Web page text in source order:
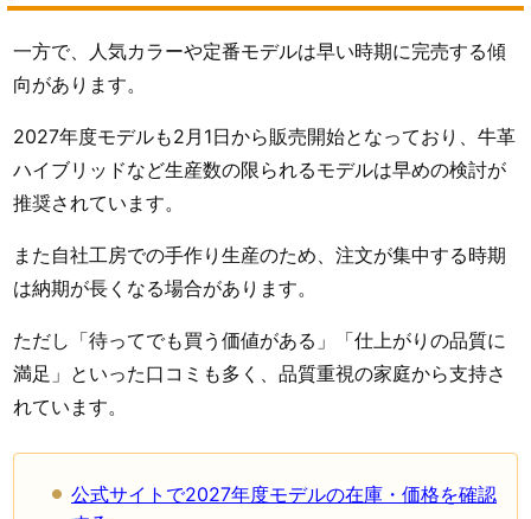
一方で、人気カラーや定番モデルは早い時期に完売する傾
向があります。
2027年度モデルも2月1日から販売開始となっており、牛革
ハイブリッドなど生産数の限られるモデルは早めの検討が
推奨されています。
また自社工房での手作り生産のため、注文が集中する時期
は納期が長くなる場合があります。
ただし「待ってでも買う価値がある」「仕上がりの品質に
満足」といった口コミも多く、品質重視の家庭から支持さ
れています。
公式サイトで2027年度モデルの在庫・価格を確認